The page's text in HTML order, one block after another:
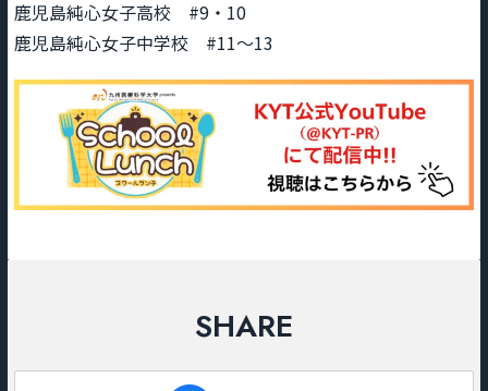
鹿児島純心女子高校 #9・10
鹿児島純心女子中学校 #11～13
SHARE